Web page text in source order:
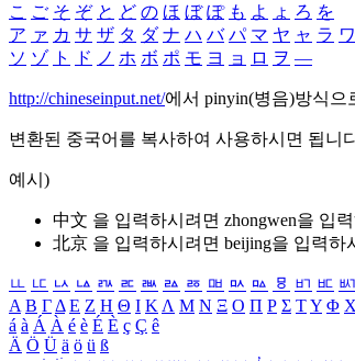
こ ご そ ぞ と ど の ほ ぼ ぽ も よ ょ ろ を
ア ァ カ サ ザ タ ダ ナ ハ バ パ マ ヤ ャ ラ ワ
ソ ゾ ト ド ノ ホ ボ ポ モ ヨ ョ ロ ヲ ―
http://chineseinput.net/에서 pinyin(병음)방식으
변환된 중국어를 복사하여 사용하시면 됩니
예시)
中文 을 입력하시려면 zhongwen을 입
北京 을 입력하시려면 beijing을 입력하
ㅥ ㅦ ㅧ ㅨ ㅩ ㅪ ㅫ ㅬ ㅭ ㅮ ㅯ ㅰ ㅱ ㅲ ㅳ ㅴ
Α Β ΓΔ Ε Ζ Η Θ Ι ΚΛ Μ Ν Ξ Ο Π Ρ Σ ΤΥ Φ
á à Á À é è É È ç Ç ê
Ä Ö Ü ä ö ü ß